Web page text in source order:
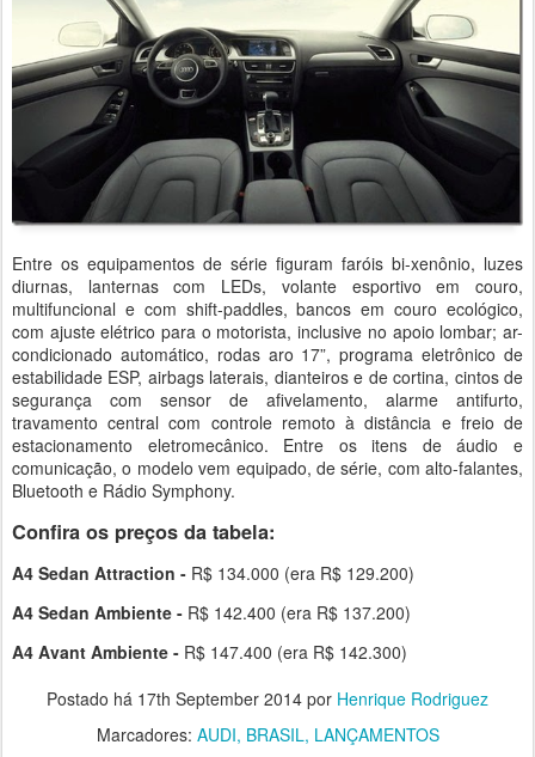
Entre os equipamentos de série figuram faróis bi-xenônio, luzes
diurnas, lanternas com LEDs, volante esportivo em couro,
multifuncional e com shift-paddles, bancos em couro ecológico,
com ajuste elétrico para o motorista, inclusive no apoio lombar; ar-
condicionado automático, rodas aro 17”, programa eletrônico de
estabilidade ESP, airbags laterais, dianteiros e de cortina, cintos de
segurança com sensor de afivelamento, alarme antifurto,
travamento central com controle remoto à distância e freio de
estacionamento eletromecânico. Entre os itens de áudio e
comunicação, o modelo vem equipado, de série, com alto-falantes,
Bluetooth e Rádio Symphony.
Confira os preços da tabela:
A4 Sedan Attraction - R$ 134.000 (era R$ 129.200)
A4 Sedan Ambiente - R$ 142.400 (era R$ 137.200)
A4 Avant Ambiente - R$ 147.400 (era R$ 142.300)
Postado há 17th September 2014 por Henrique Rodriguez
Marcadores: AUDI BRASIL LANÇAMENTOS